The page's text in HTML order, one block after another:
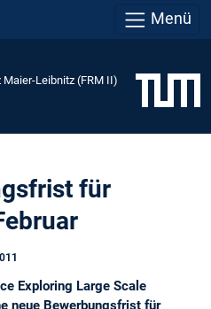
Menü
Leibnitz (FRM II)
für
Exploring Large Scale